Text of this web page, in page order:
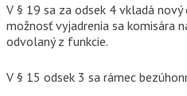
V § 19 sa za odsek 4 vkladá
možnosť vyjadrenia sa komisára
odvolaný z funkcie.
V § 15 odsek 3 sa rámec